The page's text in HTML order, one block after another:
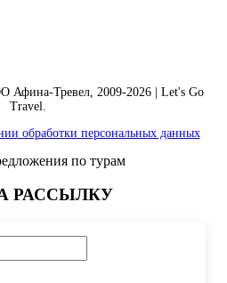
Тревел, 2009-2026 | Let's Go
Travel.
обработки персональных данных
по турам
РАССЫЛКУ